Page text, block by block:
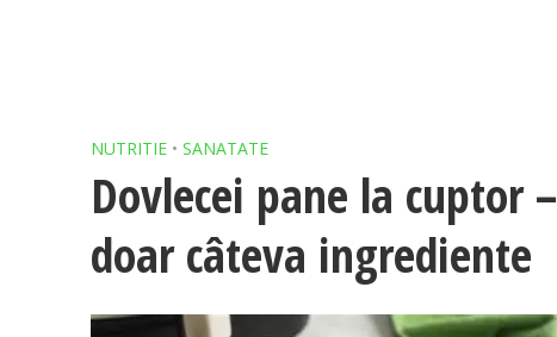
NUTRITIE • SANATATE
Dovlecei pane la cuptor
doar câteva ingrediente